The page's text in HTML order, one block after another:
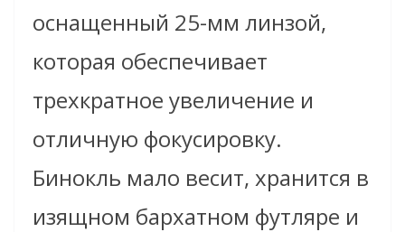
оснащенный 25-мм линзой,
которая обеспечивает
трехкратное увеличение и
отличную фокусировку.
Бинокль мало весит, хранится в
изящном бархатном футляре и